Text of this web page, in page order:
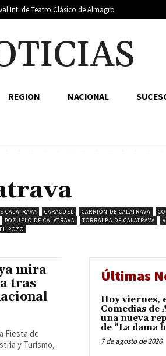
Int. de Teatro Clásico de Almagro
REGION NACIONAL
CALATRAVA CARACUEL CARRIÓN DE CALATRAVA
POZUELO DE CALATRAVA TORRALBA DE CALATRAVA
POZO
mira
tras
Fiesta de
y Turismo,
Últimas
Hoy viernes,
Comedias de
una nueva
de “La dama
7 de agosto de 2026